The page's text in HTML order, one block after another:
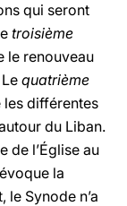
qui seront
troisième
le renouveau
quatrième
différentes
du Liban.
de l’Église au
évoque la
Synode n’a